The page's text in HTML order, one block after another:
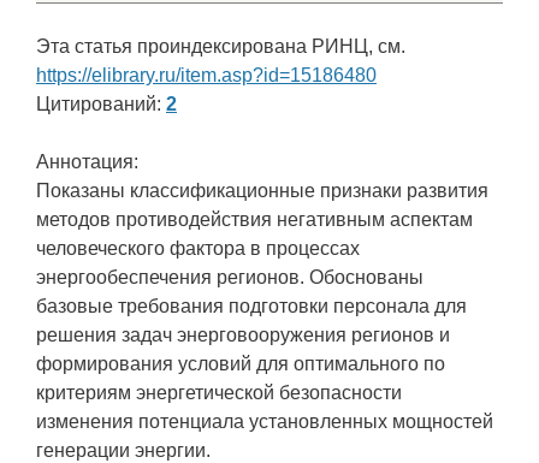
Эта статья проиндексирована РИНЦ, см.
https://elibrary.ru/item.asp?id=15186480
Цитирований: 2
Аннотация:
Показаны классификационные признаки развития
методов противодействия негативным аспектам
человеческого фактора в процессах
энергообеспечения регионов. Обоснованы
базовые требования подготовки персонала для
решения задач энерговооружения регионов и
формирования условий для оптимального по
критериям энергетической безопасности
изменения потенциала установленных мощностей
генерации энергии.